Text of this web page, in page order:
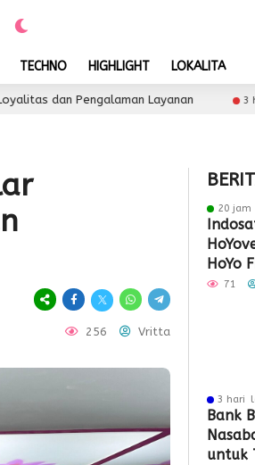
TECHNO HIGHLIGHT LOKALITA
Layanan 3 hari lalu Asmo
256 Vritta
20
HoYo
71
3 hari
Bank
untuk